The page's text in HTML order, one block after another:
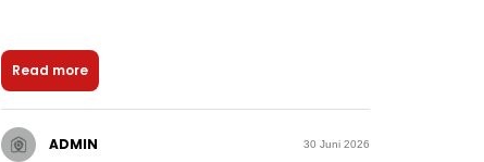
Read more
ADMIN 30 Juni 2026